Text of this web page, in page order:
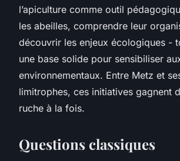
l’apiculture comme outil
les abeilles, comprendre leur
découvrir les enjeux écologiques -
une base solide pour sensibiliser
environnementaux. Entre Metz et
limitrophes, ces initiatives gagnent
ruche à la fois.
Questions classiques